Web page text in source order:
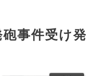
事件受け